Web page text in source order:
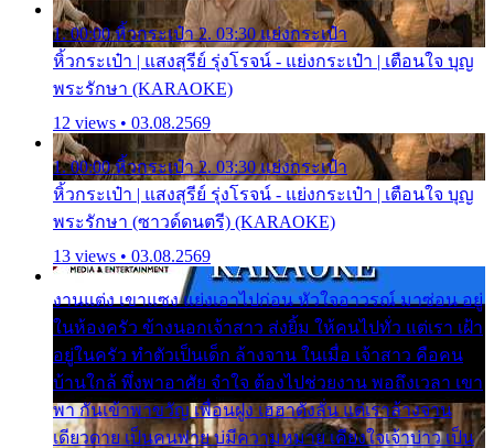
1. 00:00 หิ้วกระเป๋า 2. 03:30 แย่งกระเป๋า
หิ้วกระเป๋า | แสงสุรีย์ รุ่งโรจน์ - แย่งกระเป๋า | เตือนใจ บุญ
พระรักษา (KARAOKE)
12 views • 03.08.2569
1. 00:00 หิ้วกระเป๋า 2. 03:30 แย่งกระเป๋า
หิ้วกระเป๋า | แสงสุรีย์ รุ่งโรจน์ - แย่งกระเป๋า | เตือนใจ บุญ
พระรักษา (ซาวด์ดนตรี) (KARAOKE)
13 views • 03.08.2569
งานแต่ง เขาแซง แย่งเอาไปก่อน หัวใจอาวรณ์ มาซ่อน อยู่
ในห้องครัว ข้างนอกเจ้าสาว ส่งยิ้ม ให้คนไปทั่ว แต่เรา เฝ้า
อยู่ในครัว ทำตัวเป็นเด็ก ล้างจาน ในเมื่อ เจ้าสาว คือคน
บ้านใกล้ พึ่งพาอาศัย จำใจ ต้องไปช่วยงาน พอถึงเวลา เขา
พา กันเข้าพาขวัญ เพื่อนฝูง เฮฮาดังลั่น แต่เราล้างจาน
เดียวดาย เป็นคนพ่าย บ่มีความหมาย เคียงใจเจ้าบ่าว เป็น